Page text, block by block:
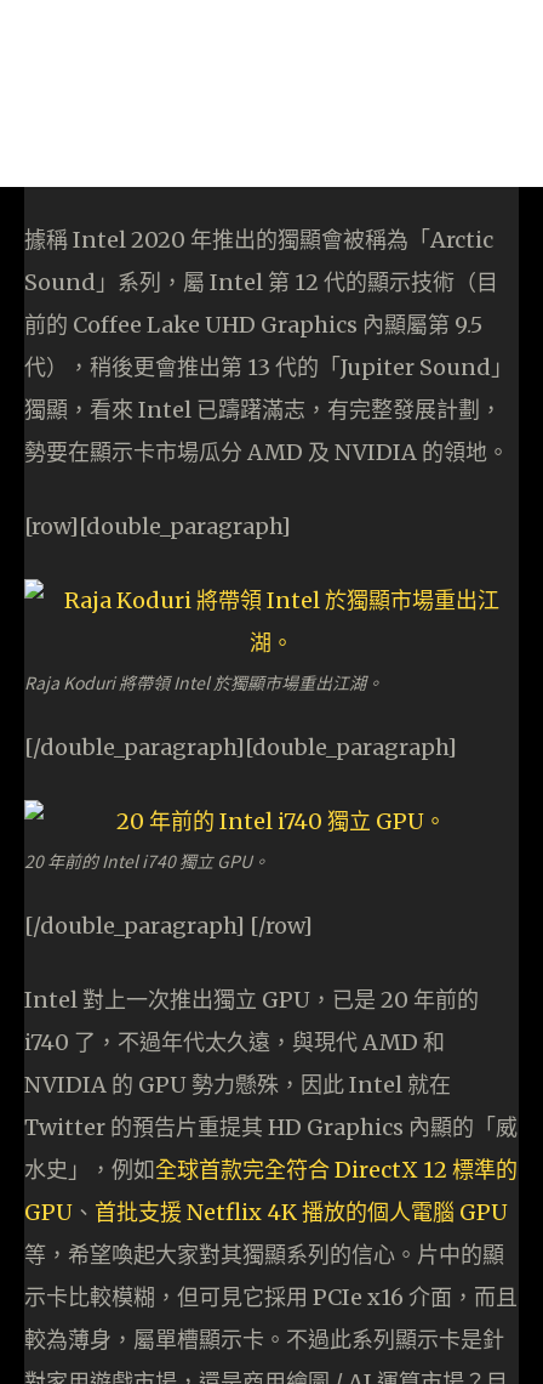
據稱 Intel 2020 年推出的獨顯會被稱為「Arctic
Sound」系列，屬 Intel 第 12 代的顯示技術（目
前的 Coffee Lake UHD Graphics 內顯屬第 9.5
代），稍後更會推出第 13 代的「Jupiter Sound」
獨顯，看來 Intel 已躊躇滿志，有完整發展計劃，
勢要在顯示卡市場瓜分 AMD 及 NVIDIA 的領地。
[row][double_paragraph]
Raja Koduri 將帶領 Intel 於獨顯市場重出江湖。
[/double_paragraph][double_paragraph]
20 年前的 Intel i740 獨立 GPU。
[/double_paragraph] [/row]
Intel 對上一次推出獨立 GPU，已是 20 年前的
i740 了，不過年代太久遠，與現代 AMD 和
NVIDIA 的 GPU 勢力懸殊，因此 Intel 就在
Twitter 的預告片重提其 HD Graphics 內顯的「威
水史」，例如全球首款完全符合 DirectX 12 標準的
GPU 、 首批支援 Netflix 4K 播放的個人電腦 GPU
等，希望喚起大家對其獨顯系列的信心。片中的顯
示卡比較模糊，但可見它採用 PCIe x16 介面，而且
較為薄身，屬單槽顯示卡。不過此系列顯示卡是針